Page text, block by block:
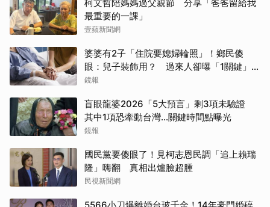
柯文哲陪媽媽過父親節 分享「爸爸留給我
最重要的一課」
壹蘋新聞網
婆婆有2子「住院要媳婦輪照」！鄉民傻
眼：兒子裝飾用？ 過來人卻曝「1關鍵」才
做決定
鏡報
盲眼龍婆2026「5大預言」剩3項未驗證
其中1項恐牽動台灣...關鍵時間點曝光
鏡報
國民黨要傻眼了！見柯志恩民調「追上賴瑞
隆」嗨翻 真相出爐臉超腫
民視新聞網